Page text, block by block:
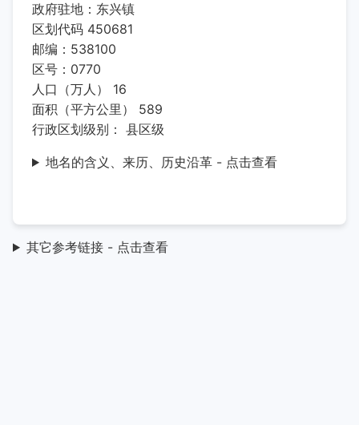
政府驻地：东兴镇
区划代码 450681
邮编：538100
区号：0770
人口（万人） 16
面积（平方公里） 589
行政区划级别： 县区级
地名的含义、来历、历史沿革 - 点击查看
其它参考链接 - 点击查看